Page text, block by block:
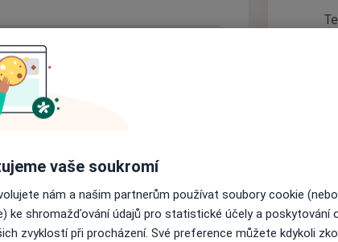
nejsou k dispozici
informace o svých službách.
vaše soukromí
nám a našim partnerům používat soubory cookie
ke shromažďování údajů pro statistické účely a poskytování
zvyklostí při procházení. Své preference můžete kdykoli